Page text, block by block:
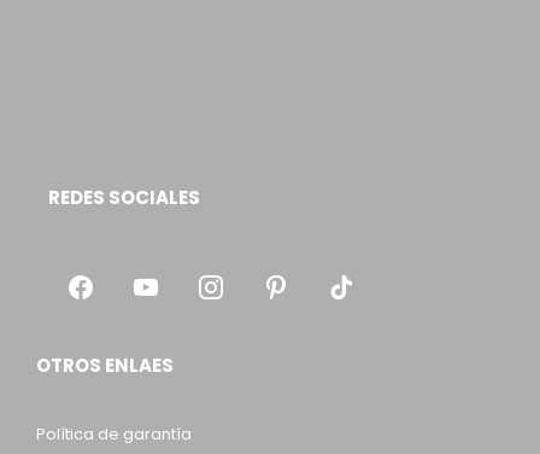
REDES SOCIALES
OTROS ENLAES
Política de garantía